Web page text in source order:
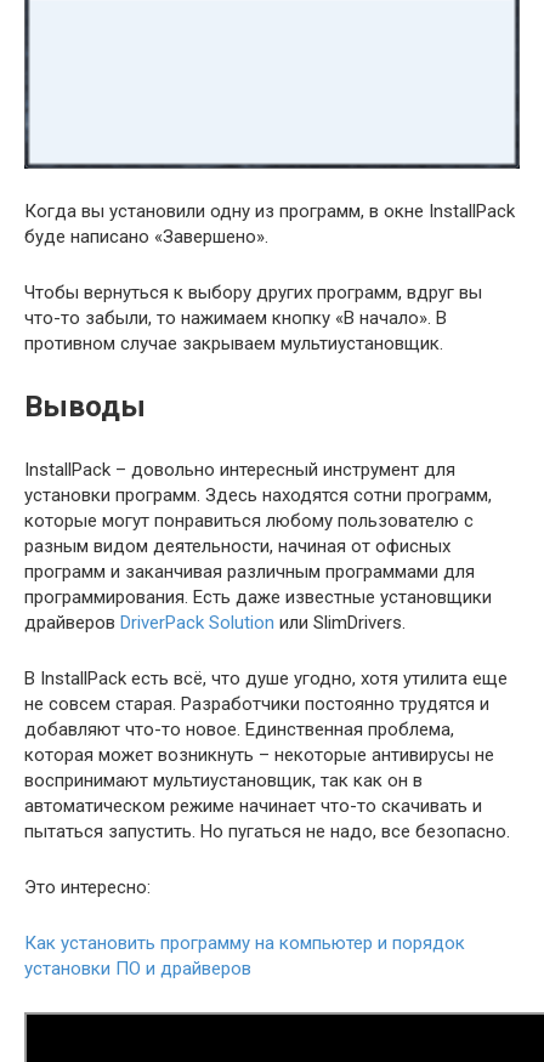
Когда вы установили одну из программ, в окне InstallPack
буде написано «Завершено».
Чтобы вернуться к выбору других программ, вдруг вы
что-то забыли, то нажимаем кнопку «В начало». В
противном случае закрываем мультиустановщик.
Выводы
InstallPack – довольно интересный инструмент для
установки программ. Здесь находятся сотни программ,
которые могут понравиться любому пользователю с
разным видом деятельности, начиная от офисных
программ и заканчивая различным программами для
программирования. Есть даже известные установщики
драйверов DriverPack Solution или SlimDrivers.
В InstallPack есть всё, что душе угодно, хотя утилита еще
не совсем старая. Разработчики постоянно трудятся и
добавляют что-то новое. Единственная проблема,
которая может возникнуть – некоторые антивирусы не
воспринимают мультиустановщик, так как он в
автоматическом режиме начинает что-то скачивать и
пытаться запустить. Но пугаться не надо, все безопасно.
Это интересно:
Как установить программу на компьютер и порядок
установки ПО и драйверов